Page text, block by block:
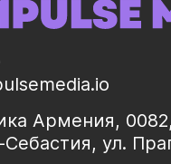
Армения,
ул.